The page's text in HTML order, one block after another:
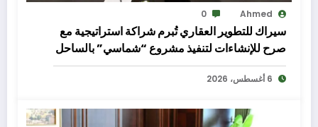
Ahmed
0
سيراك للتطوير العقاري تُبرم شراكة استراتيجية مع
صرح للإنشاءات لتنفيذ مشروع “شماسي” بالساحل
الشمالي
6 أغسطس، 2026